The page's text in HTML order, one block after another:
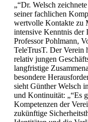
„“Dr. Welsch
seiner fachlichen
wertvolle Kontakte zu
intensive Kenntnis der
Professor Pohlmann,
TeleTrusT. Der Verein
relativ jungen
langfristige
besondere
sieht Günther Welsch
und Kontinuität: „“Es
Kompetenzen der
zukünftige